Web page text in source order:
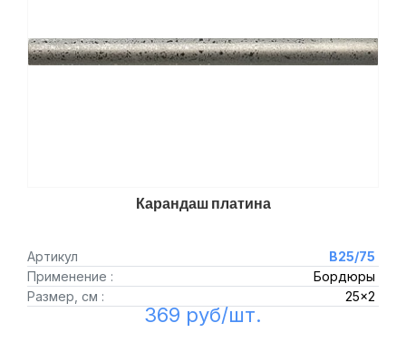
Карандаш платина
Артикул
B25/75
Применение :
Бордюры
Размер, см :
25x2
369 руб/шт.